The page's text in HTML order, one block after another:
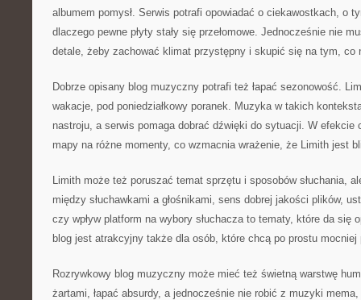
albumem pomysł. Serwis potrafi opowiadać o ciekawostkach, o
dlaczego pewne płyty stały się przełomowe. Jednocześnie nie
detale, żeby zachować klimat przystępny i skupić się na tym, co
Dobrze opisany blog muzyczny potrafi też łapać sezonowość.
wakacje, pod poniedziałkowy poranek. Muzyka w takich
nastroju, a serwis pomaga dobrać dźwięki do sytuacji. W
mapy na różne momenty, co wzmacnia wrażenie, że Limith jest
Limith może też poruszać temat sprzętu i sposobów słuchania,
między słuchawkami a głośnikami, sens dobrej jakości plików,
czy wpływ platform na wybory słuchacza to tematy, które da się
blog jest atrakcyjny także dla osób, które chcą po prostu mocniej
Rozrywkowy blog muzyczny może mieć też świetną warstwę
żartami, łapać absurdy, a jednocześnie nie robić z muzyki